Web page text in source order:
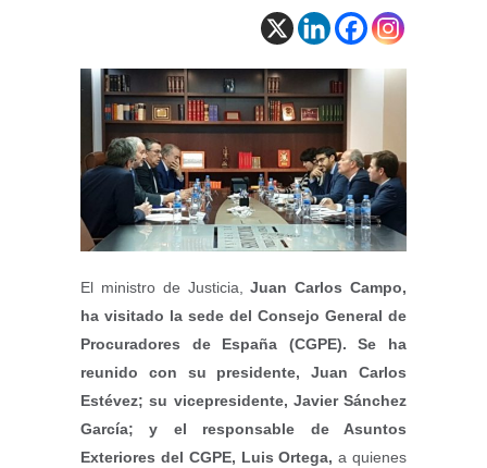
El ministro de Justicia,Juan Carlos Campo,
ha visitado la sede del Consejo General de
Procuradores de España (CGPE). Se ha
reunido con su presidente, Juan Carlos
Estévez; su vicepresidente, Javier Sánchez
García; y el responsable de Asuntos
Exteriores del CGPE, Luis Ortega, a quienes